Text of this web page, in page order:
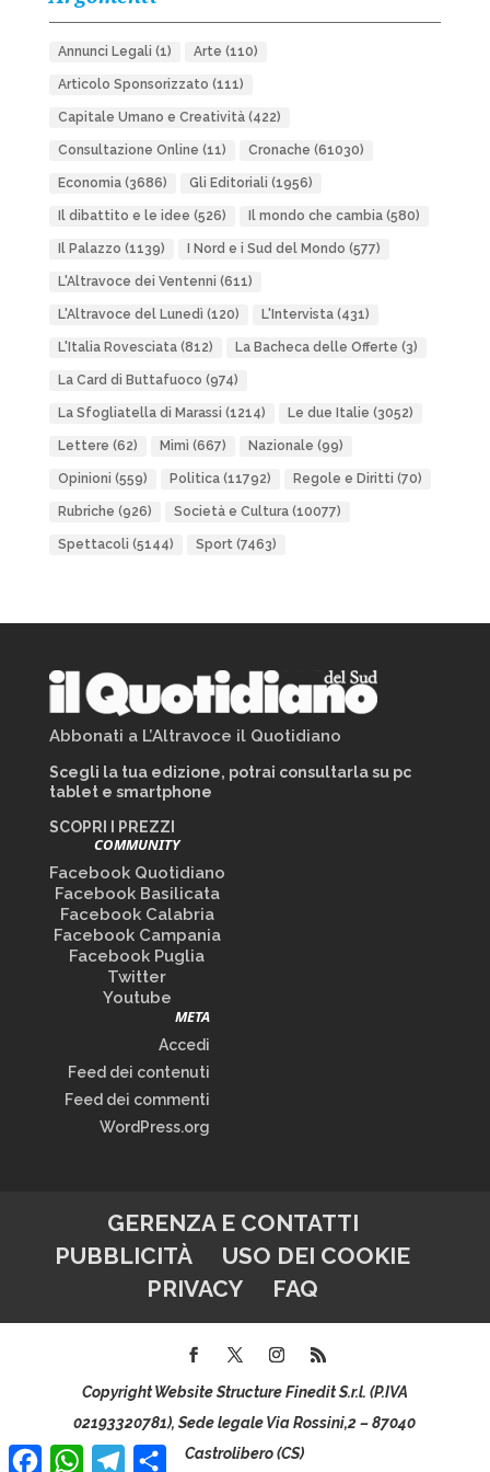
Annunci Legali (1) Arte (110)
Articolo Sponsorizzato (111)
Capitale Umano e Creatività(422)
Consultazione Online (11) Cronache (61030)
Economia(3686) Gli Editoriali (1956)
Il dibattito e le idee (526) Il mondo che cambia(580)
Il Palazzo (1139) I Nord e i Sud del Mondo (577)
L'Altravoce dei Ventenni (611)
L'Altravoce del Lunedì (120) L'Intervista(431)
L'Italia Rovesciata(812) La Bacheca delle Offerte (3)
La Card di Buttafuoco (974)
La Sfogliatella di Marassi (1214) Le due Italie (3052)
Lettere (62) Mimì (667) Nazionale (99)
Opinioni (559) Politica(11792) Regole e Diritti (70)
Rubriche (926) Società e Cultura(10077)
Spettacoli (5144) Sport(7463)
Abbonati a L’Altravoce il Quotidiano
Scegli la tua edizione, potrai consultarla su pc
tablet e smartphone
SCOPRI I PREZZI
COMMUNITY
Facebook Quotidiano
Facebook Basilicata
Facebook Calabria
Facebook Campania
Facebook Puglia
Twitter
Youtube
META
Accedi
Feed dei contenuti
Feed dei commenti
WordPress.org
GERENZA E CONTATTI
PUBBLICITÀ
USO DEI COOKIE
PRIVACY
FAQ
Copyright Website Structure Finedit S.r.l. (P.IVA
02193320781), Sede legale Via Rossini,2 – 87040
Castrolibero (CS)
Facebook
WhatsAppTelegram
Condividi